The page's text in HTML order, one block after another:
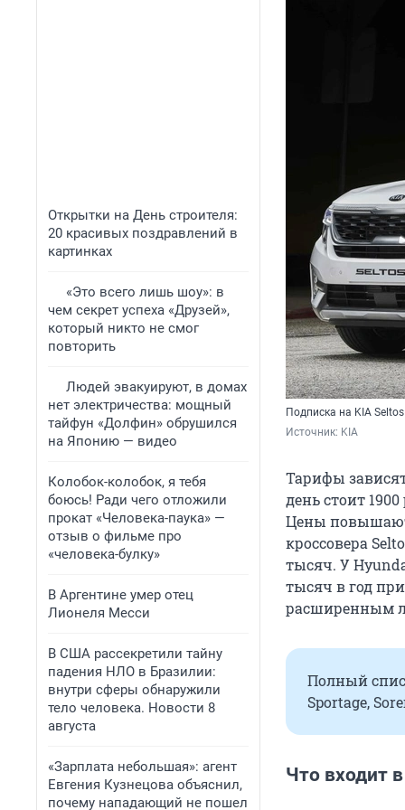
Открытки на День строителя:
20 красивых поздравлений в
картинках
«Это всего лишь шоу»: в
чем секрет успеха «Друзей»,
который никто не смог
повторить
Людей эвакуируют, в домах
нет электричества: мощный
тайфун «Долфин» обрушился
на Японию — видео
Колобок-колобок, я тебя
боюсь! Ради чего отложили
прокат «Человека-паука» —
отзыв о фильме про
«человека-булку»
В Аргентине умер отец
Лионеля Месси
В США рассекретили тайну
падения НЛО в Бразилии:
внутри сферы обнаружили
тело человека. Новости 8
августа
«Зарплата небольшая»: агент
Евгения Кузнецова объяснил,
почему нападающий не пошел
Подписка на KIA
Источник: KIA
Тарифы
день стоит
Цены
кроссовера
тысяч. У
тысяч в год
расширенным
Полный
Sportage,
Что входит